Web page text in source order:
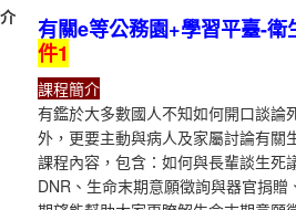
有關e等公務園+學習平臺-
件1
課程簡介
有鑑於大多數國人不知如何開口談論
外，更要主動與病人及家屬討論有關
課程內容，包含：如何與長輩談生死
DNR、生命末期意願徵詢與器官捐贈